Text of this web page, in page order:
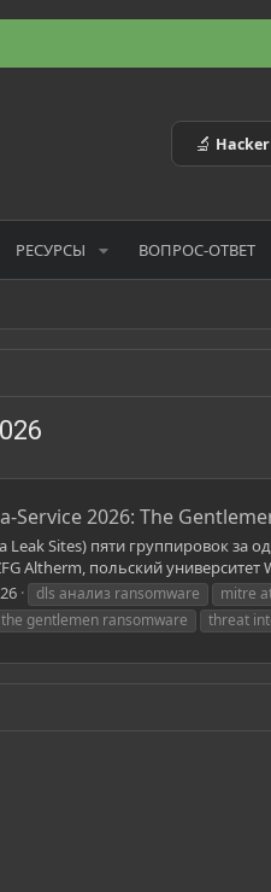
🔬
РЕСУРСЫ ВОПРОС-ОТВЕТ
Service 2026: The
Leak Sites) пяти группировок
Altherm, польский
dls анализ ransomware mitre
the gentlemen ransomware threat